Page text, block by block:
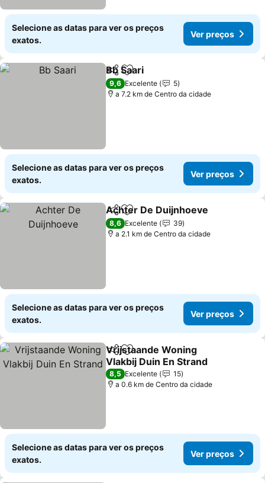
Selecione as datas para ver os preços
exatos.
Ver preços
PartilharAdicionar aos favoritos
Bb Saari
9,6 Excelente
5
a 7.2 km de Centro da cidade
Selecione as datas para ver os preços
exatos.
Ver preços
PartilharAdicionar aos favoritos
Achter De Duijnhoeve
8,6 Excelente
39
a 2.1 km de Centro da cidade
Selecione as datas para ver os preços
exatos.
Ver preços
PartilharAdicionar aos favoritos
Vrijstaande Woning
Vlakbij Duin En Strand
Ver preços
8,5 Excelente
15
a 0.6 km de Centro da cidade
Selecione as datas para ver os preços
exatos.
Ver preços